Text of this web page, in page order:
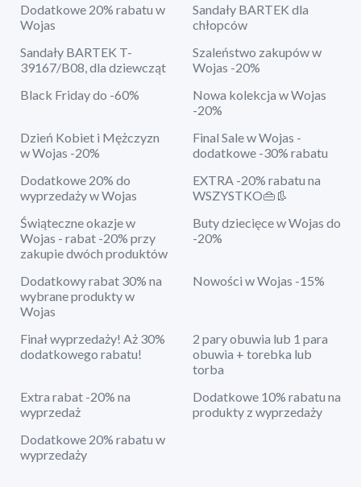
Dodatkowe 20% rabatu w
Wojas
Sandały BARTEK dla
chłopców
Sandały BARTEK T-
39167/B08, dla dziewcząt
Szaleństwo zakupów w
Wojas -20%
Black Friday do -60%
Nowa kolekcja w Wojas
-20%
Dzień Kobiet i Mężczyzn
w Wojas -20%
Final Sale w Wojas -
dodatkowe -30% rabatu
Dodatkowe 20% do
wyprzedaży w Wojas
EXTRA -20% rabatu na
WSZYSTKO👜👢
Świąteczne okazje w
Wojas - rabat -20% przy
zakupie dwóch produktów
Buty dziecięce w Wojas do
-20%
Dodatkowy rabat 30% na
wybrane produkty w
Wojas
Nowości w Wojas -15%
Finał wyprzedaży! Aż 30%
dodatkowego rabatu!
2 pary obuwia lub 1 para
obuwia + torebka lub
torba
Extra rabat -20% na
wyprzedaż
Dodatkowe 10% rabatu na
produkty z wyprzedaży
Dodatkowe 20% rabatu w
wyprzedaży